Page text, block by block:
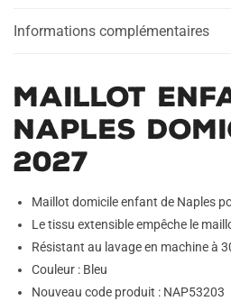
Informations complémentaires
Maillot
Naples
2027
Maillot domicile enfant de Naples
Le tissu extensible empêche le
Résistant au lavage en machine à
Couleur : Bleu
Nouveau code produit : NAP53203